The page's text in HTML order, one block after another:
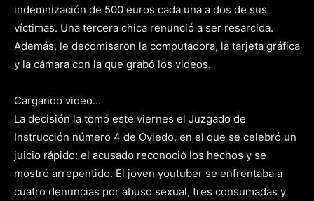
indemnización de 500 euros cada una a dos de sus
víctimas. Una tercera chica renunció a ser resarcida.
Además, le decomisaron la computadora, la tarjeta gráfica
y la cámara con la que grabó los videos.
Cargando video…
La decisión la tomó este viernes el Juzgado de
Instrucción número 4 de Oviedo, en el que se celebró un
juicio rápido: el acusado reconoció los hechos y se
mostró arrepentido. El joven youtuber se enfrentaba a
cuatro denuncias por abuso sexual, tres consumadas y